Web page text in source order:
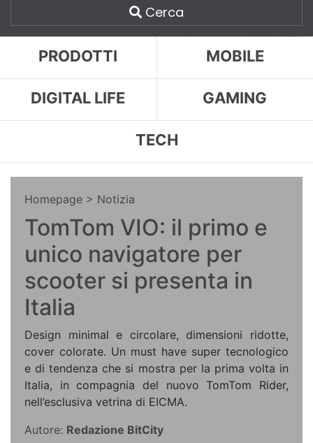
Cerca
PRODOTTI MOBILE
DIGITAL LIFE GAMING
TECH
Homepage > Notizia
TomTom VIO: il primo e
unico navigatore per
scooter si presenta in
Italia
Design minimal e circolare, dimensioni ridotte,
cover colorate. Un must have super tecnologico
e di tendenza che si mostra per la prima volta in
Italia, in compagnia del nuovo TomTom Rider,
nell’esclusiva vetrina di EICMA.
Autore: Redazione BitCity